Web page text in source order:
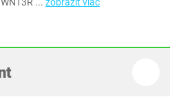
... zobraziť viac